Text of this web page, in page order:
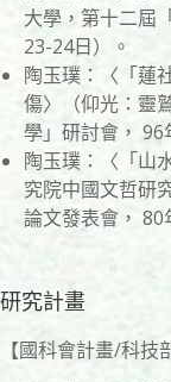
大學，第十二屆
23-24日）。
陶玉璞：〈「蓮
傷〉（仰光：靈
學」研討會， 96
陶玉璞：〈「山
究院中國文哲研
論文發表會， 80
研究計畫
【國科會計畫/科技